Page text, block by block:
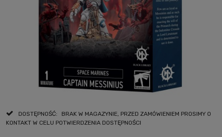
DOSTĘPNOŚĆ:
BRAK W MAGAZYNIE, PRZED ZAMÓWIENIEM PROSIMY O
KONTAKT W CELU POTWIERDZENIA DOSTĘPNOŚCI